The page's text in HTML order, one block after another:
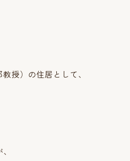
授）の住居として、